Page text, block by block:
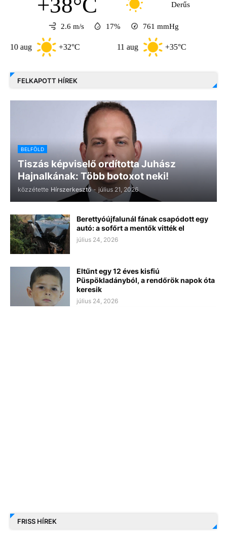
+38°C Derűs
2.6 m/s 17% 761 mmHg
+32°C +35°C
FELKAPOTT HÍREK
BELFÖLD
Tiszás képviselő ordította Juhász
Hajnalkának: Több botoxot neki!
közzétette Hírszerkesztő - július 21, 2026
Berettyóújfalunál fának csapódott egy
autó: a sofőrt a mentők vitték el
július 24, 2026
Eltűnt egy 12 éves kisfiú
Püspökladányból, a rendőrök napok óta
keresik
július 24, 2026
FRISS HÍREK